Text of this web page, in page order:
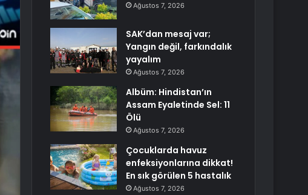
Ağustos 7, 2026
SAK’dan mesaj var;
Yangın değil, farkındalık
yayalım
Ağustos 7, 2026
Albüm: Hindistan’ın
Assam Eyaletinde Sel: 11
Ölü
Ağustos 7, 2026
Çocuklarda havuz
enfeksiyonlarına dikkat!
En sık görülen 5 hastalık
Ağustos 7, 2026